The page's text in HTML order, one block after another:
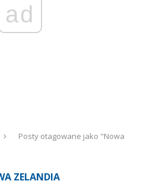
ad
Posty otagowane jako "Nowa
ZELANDIA